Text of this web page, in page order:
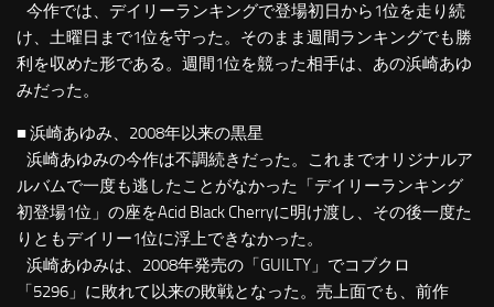
今作では、デイリーランキングで登場初日から1位を走り続
け、土曜日まで1位を守った。そのまま週間ランキングでも勝
利を収めた形である。週間1位を競った相手は、あの浜崎あゆ
みだった。
■ 浜崎あゆみ、2008年以来の黒星
浜崎あゆみの今作は不調続きだった。これまでオリジナルア
ルバムで一度も逃したことがなかった「デイリーランキング
初登場1位」の座をAcid Black Cherryに明け渡し、その後一度た
りともデイリー1位に浮上できなかった。
浜崎あゆみは、2008年発売の「GUILTY」でコブクロ
「5296」に敗れて以来の敗戦となった。売上面でも、前作